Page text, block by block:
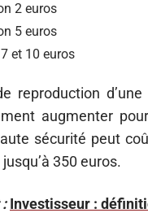
2 euros
5 euros
et 10 euros
reproduction
augmenter
sécurité peut
350 euros.
Investisseur :